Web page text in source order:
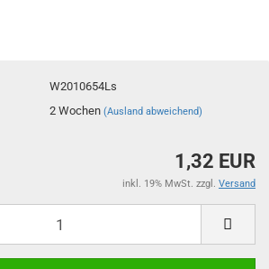
W2010654Ls
2 Wochen(Ausland abweichend)
1,32 EUR
inkl. 19% MwSt. zzgl. Versand